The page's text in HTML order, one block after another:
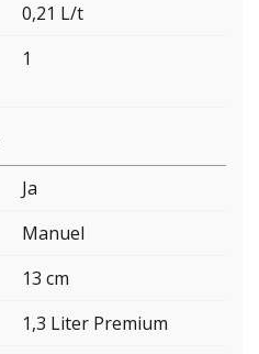
0,21 L/t
1
Ja
Manuel
13 cm
1,3 Liter Premium